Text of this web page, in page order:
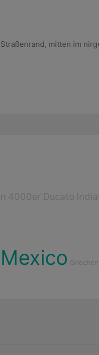
mitten im
4000er Ducato
Mexico